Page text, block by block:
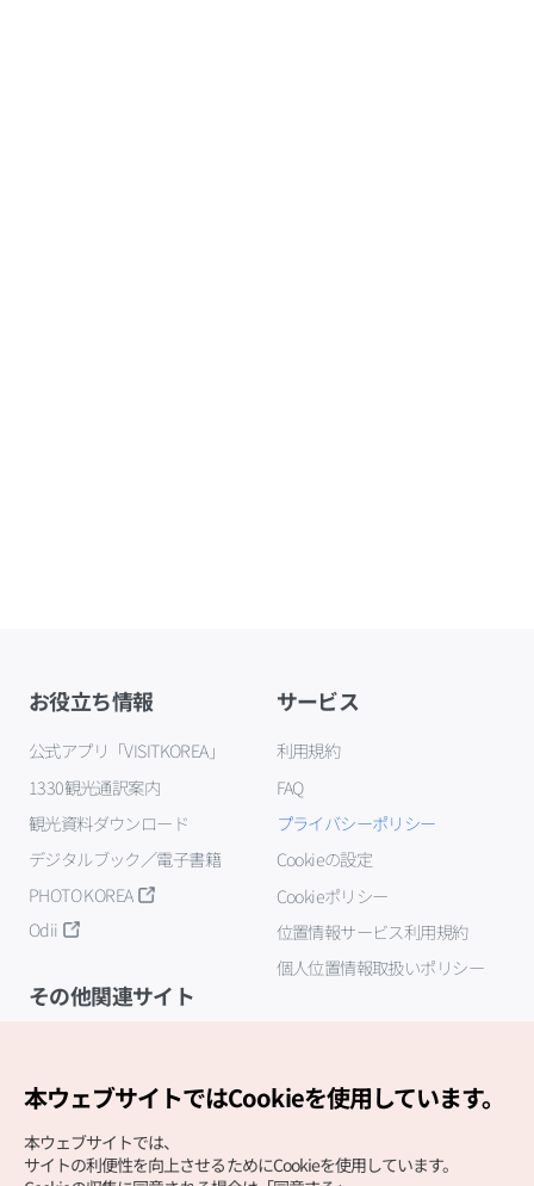
お役立ち情報
公式アプリ「VISITKOREA」
1330観光通訳案内
観光資料ダウンロード
デジタルブック／電子書籍
PHOTO KOREA
Odii
サービス
利用規約
FAQ
プライバシーポリシー
Cookieの設定
Cookieポリシー
位置情報サービス利用規約
個人位置情報取扱いポリシー
その他関連サイト
本ウェブサイトではCookieを使用しています。
本ウェブサイトでは、
サイトの利便性を向上させるためにCookieを使用しています。